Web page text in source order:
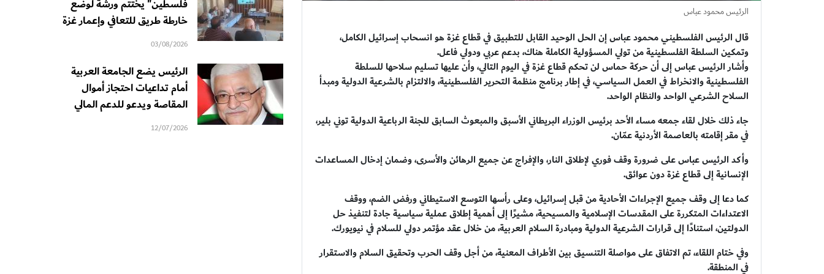
الرئيس محمود عباس
قال الرئيس الفلسطيني محمود عباس إن الحل الوحيد القابل للتطبيق في قطاع غزة هو انسحاب إسرائيل الكامل،
وتمكين السلطة الفلسطينية من تولي المسؤولية الكاملة هناك، بدعم عربي ودولي فاعل.
وأشار الرئيس عباس إلى أن حركة حماس لن تحكم قطاع غزة في اليوم التالي، وأن عليها تسليم سلاحها للسلطة
الفلسطينية والانخراط في العمل السياسي، في إطار برنامج منظمة التحرير الفلسطينية، والالتزام بالشرعية الدولية ومبدأ
السلاح الشرعي الواحد والنظام الواحد.
جاء ذلك خلال لقاء جمعه مساء الأحد برئيس الوزراء البريطاني الأسبق والمبعوث السابق للجنة الرباعية الدولية توني بلير،
في مقر إقامته بالعاصمة الأردنية عمّان.
وأكد الرئيس عباس على ضرورة وقف فوري لإطلاق النار، والإفراج عن جميع الرهائن والأسرى، وضمان إدخال المساعدات
الإنسانية إلى قطاع غزة دون عوائق.
كما دعا إلى وقف جميع الإجراءات الأحادية من قبل إسرائيل، وعلى رأسها التوسع الاستيطاني ورفض الضم، ووقف
الاعتداءات المتكررة على المقدسات الإسلامية والمسيحية، مشيرًا إلى أهمية إطلاق عملية سياسية جادة لتنفيذ حل
الدولتين، استنادًا إلى قرارات الشرعية الدولية ومبادرة السلام العربية، من خلال عقد مؤتمر دولي للسلام في نيويورك.
وفي ختام اللقاء، تم الاتفاق على مواصلة التنسيق بين الأطراف المعنية، من أجل وقف الحرب وتحقيق السلام والاستقرار
في المنطقة.
فلسطين" يختتم ورشة لوضع
خارطة طريق للتعافي وإعمار غزة
03/08/2026
الرئيس يضع الجامعة العربية
أمام تداعيات احتجاز أموال
المقاصة ويدعو للدعم المالي
12/07/2026